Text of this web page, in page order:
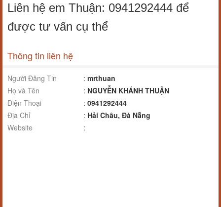
Liên hệ em Thuận: 0941292444 để
được tư vấn cụ thể
Thông tin liên hệ
Người Đăng Tin : mrthuan
Họ và Tên
: NGUYỄN KHÁNH THUẬN
Điện Thoại
: 0941292444
Địa Chỉ
: Hải Châu, Đà Nẵng
Website
: